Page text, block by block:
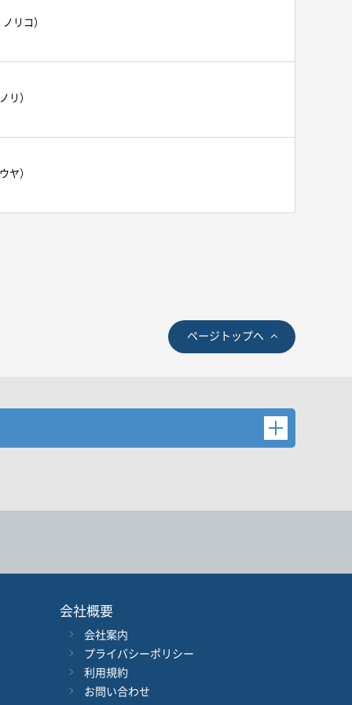
リコ）
リ）
ヤ）
ページトップへ
月 ～
Google 立ち読み
会社概要
会社案内
プライバシーポリシー
利用規約
お問い合わせ